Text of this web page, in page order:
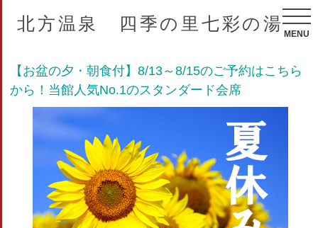
北方温泉 四季の里七彩の湯
MENU
【お盆の夕・朝食付】8/13～8/15のご予約はこちら
から！当館人気No.1のスタンダード会席